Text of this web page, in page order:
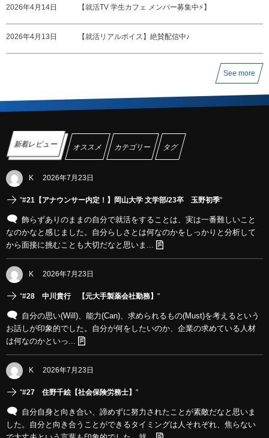
2026年4月14日 【就活TV 学生カフェ メンバー募集中⚡️】
2026年4月13日 【就活リアルボイス】絶賛配信中♪
See more
新着レビュー オススメ カテゴリー タグ
K 2026年7月23日
"#21【アナウンサー内定！】岡山大学 文学部/23卒 玉野初季"
飾らずありのままの自分で就活をすることは、実は一番難しいこと
なのかなと感じました。自分らしさとは何なのかをしっかりと分析して
から面接に挑むことも大切だなと思いま...
K 2026年7月23日
"#28 中川貴行 【元大手製薬会社勤務】 "
自分の思い(Will)、能力(Can)、求められるもの(Must)を考えるという
お話しが印象的でした。自分が何をしたいのか、企業の求めている人材
は何なのかといっ...
K 2026年7月23日
"#27 住野千絵【社会保険労務士】 "
自分自身と向き合い、諦めずに努力されたことが素敵だなと思いま
した。自分と向き合うことができるタイミングは人それぞれ、焦らない